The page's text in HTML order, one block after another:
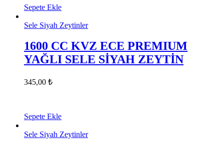
Sepete Ekle
Sele Siyah Zeytinler
1600 CC KVZ ECE PREMIUM
YAĞLI SELE SİYAH ZEYTİN
345,00 ₺
Sepete Ekle
Sele Siyah Zeytinler